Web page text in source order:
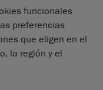
funcionales
preferencias
que eligen en el
la región y el